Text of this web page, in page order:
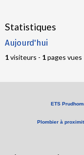
Statistiques
Aujourd'hui
1visiteurs - 1pages vues
ETS
Plombier à